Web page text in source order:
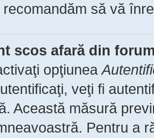
să vă
scos afară din
opţiunea
veţi fi
Această măsură
Pentru a